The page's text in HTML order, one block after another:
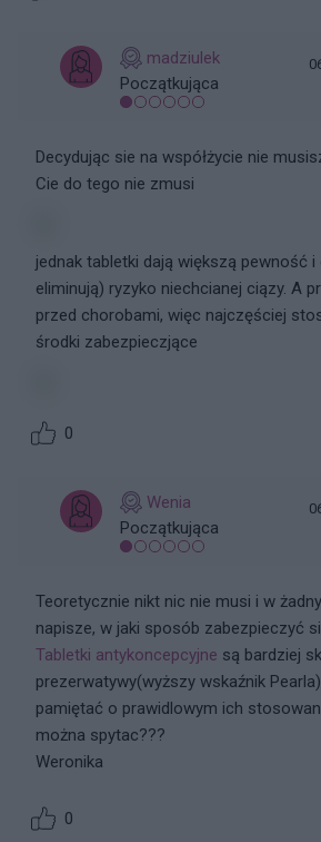
madziulek
Początkująca
Decydując sie na współżycie nie
Cie do tego nie zmusi
jednak tabletki dają większą pewność i
eliminują) ryzyko niechcianej ciązy. A
przed chorobami, więc najczęściej
środki zabezpieczjące
0
Wenia
Początkująca
Teoretycznie nikt nic nie musi i w
napisze, w jaki sposób zabezpieczyć
Tabletki antykoncepcyjne są bardziej
prezerwatywy(wyższy wskaźnik
pamiętać o prawidlowym ich
można spytac???
Weronika
0